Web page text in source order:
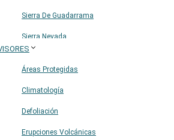
Sierra De Guadarrama
Sierra Nevada
Áreas Protegidas
Climatología
Defoliación
Erupciones Volcánicas